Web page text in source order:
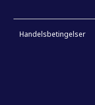
Handelsbetingelser